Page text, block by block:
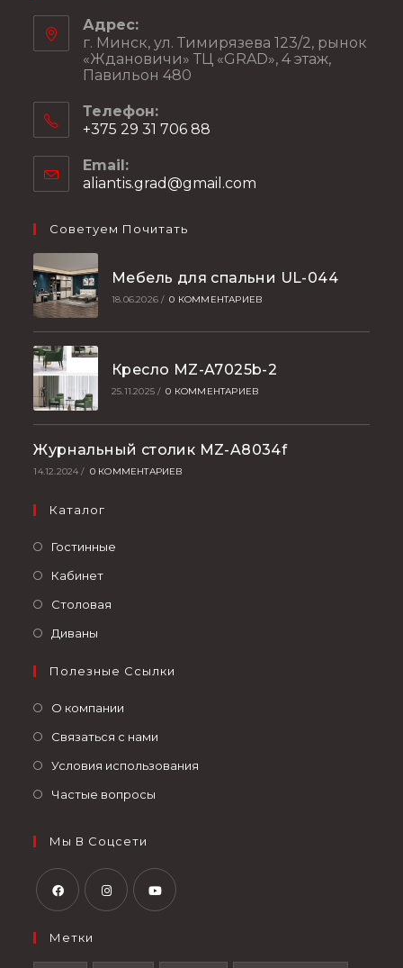
Адрес:
г. Минск, ул. Тимирязева 123/2, рынок
«Ждановичи» ТЦ «GRAD», 4 этаж,
Павильон 480
Телефон:
+375 29 31 706 88
Email:
aliantis.grad@gmail.com
Советуем Почитать
Мебель для спальни UL-044
18.06.2026 / 0 КОММЕНТАРИЕВ
Кресло MZ-A7025b-2
25.11.2025 / 0 КОММЕНТАРИЕВ
Журнальный столик MZ-A8034f
14.12.2024 / 0 КОММЕНТАРИЕВ
Каталог
Гостинные
Кабинет
Столовая
Диваны
Полезные Ссылки
О компании
Связаться с нами
Условия использования
Частые вопросы
Мы В Соцсети
Метки